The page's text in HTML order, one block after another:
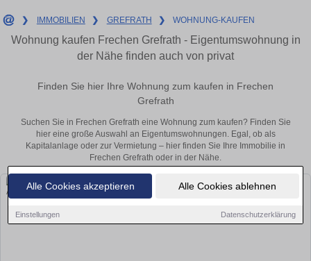
Alle Cookies akzeptieren Alle Cookies ablehnen
Einstellungen Datenschutzerklärung
❯ IMMOBILIEN ❯ GREFRATH ❯ WOHNUNG-KAUFEN
Wohnung kaufen Frechen Grefrath - Eigentumswohnung in
der Nähe finden auch von privat
Finden Sie hier Ihre Wohnung zum kaufen in Frechen
Grefrath
Suchen Sie in Frechen Grefrath eine Wohnung zum kaufen? Finden Sie
hier eine große Auswahl an Eigentumswohnungen. Egal, ob als
Kapitalanlage oder zur Vermietung – hier finden Sie Ihre Immobilie in
Frechen Grefrath oder in der Nähe.